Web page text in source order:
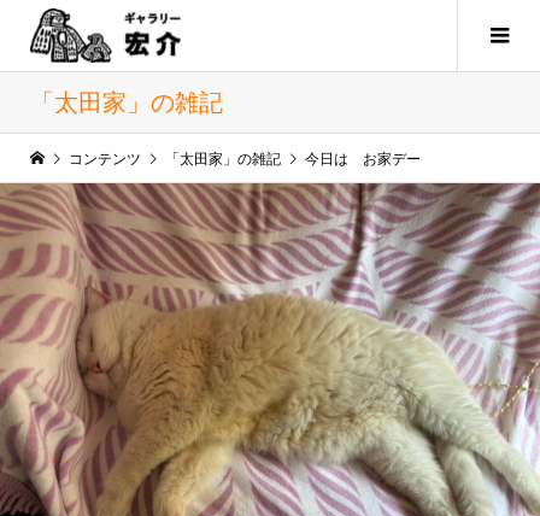
「太田家」の雑記
コンテンツ 「太田家」の雑記 今日は お家デー